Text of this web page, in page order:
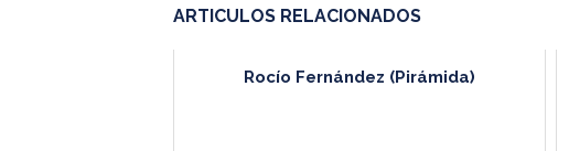
ARTICULOS RELACIONADOS
Rocío Fernández (Pirámida)